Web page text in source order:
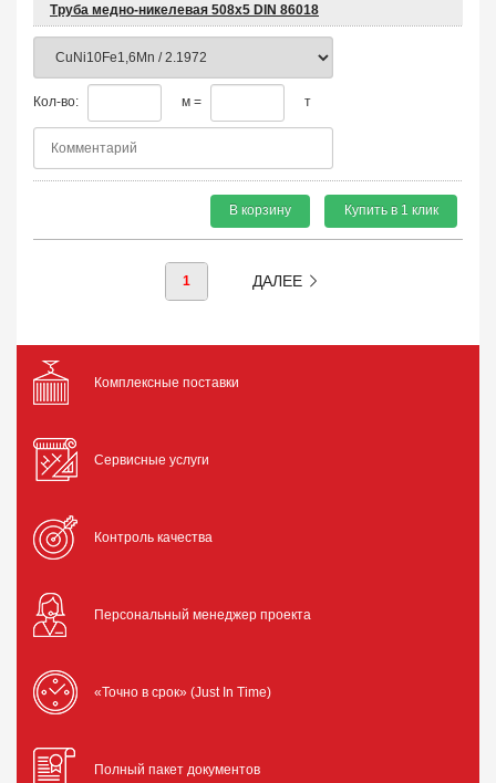
Труба медно-никелевая 508х5 DIN 86018
Кол-во: м = т
В корзину Купить в 1 клик
1 ДАЛЕЕ
Комплексные поставки
Сервисные услуги
Контроль качества
Персональный менеджер проекта
«Точно в срок» (Just In Time)
Полный пакет документов